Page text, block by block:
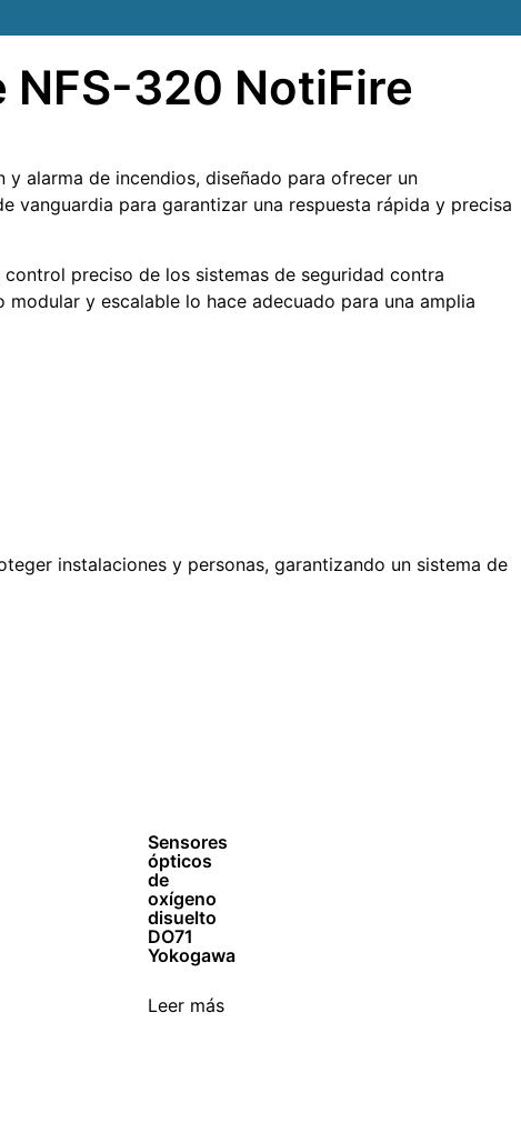
320 NotiFire
alarma de incendios, diseñado para ofrecer un
vanguardia para garantizar una respuesta rápida y precisa
preciso de los sistemas de seguridad contra
y escalable lo hace adecuado para una amplia
instalaciones y personas, garantizando un sistema de
Sensores
ópticos
de
oxígeno
disuelto
DO71
Yokogawa
Leer más